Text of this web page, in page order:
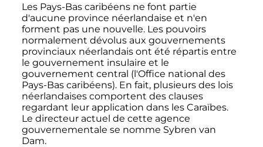
Les Pays-Bas caribéens ne font partie
d'aucune province néerlandaise et n'en
forment pas une nouvelle. Les pouvoirs
normalement dévolus aux gouvernements
provinciaux néerlandais ont été répartis entre
le gouvernement insulaire et le
gouvernement central (l'Office national des
Pays-Bas caribéens). En fait, plusieurs des lois
néerlandaises comportent des clauses
regardant leur application dans les Caraïbes.
Le directeur actuel de cette agence
gouvernementale se nomme Sybren van
Dam.